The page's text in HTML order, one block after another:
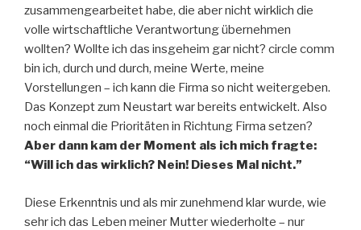
zusammengearbeitet habe, die aber nicht wirklich die
volle wirtschaftliche Verantwortung übernehmen
wollten? Wollte ich das insgeheim gar nicht? circle comm
bin ich, durch und durch, meine Werte, meine
Vorstellungen – ich kann die Firma so nicht weitergeben.
Das Konzept zum Neustart war bereits entwickelt. Also
noch einmal die Prioritäten in Richtung Firma setzen?
Aber dann kam der Moment als ich mich fragte:
“Will ich das wirklich? Nein! Dieses Mal nicht.”
Diese Erkenntnis und als mir zunehmend klar wurde, wie
sehr ich das Leben meiner Mutter wiederholte – nur